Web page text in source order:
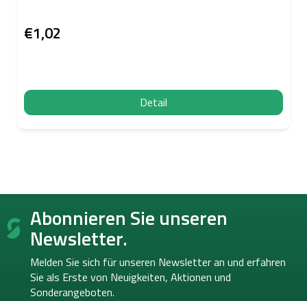
€1,02
Detail
F
ß Abonnieren Sie unseren
Newsletter.
Melden Sie sich für unseren Newsletter an und erfahren
Sie als Erste von Neuigkeiten, Aktionen und
Sonderangeboten.